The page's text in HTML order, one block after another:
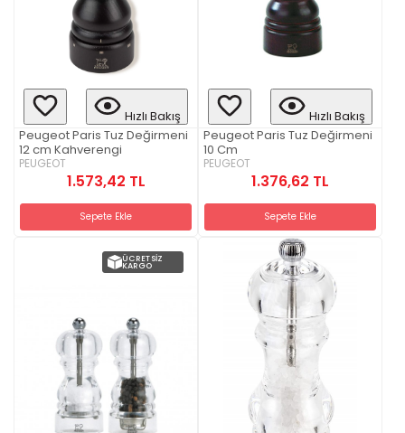
Hızlı Bakış
Peugeot Paris Tuz Değirmeni
12 cm Kahverengi
PEUGEOT
1.573,42 TL
Sepete Ekle
Hızlı Bakış
Peugeot Paris Tuz Değirmeni
10 Cm
PEUGEOT
1.376,62 TL
Sepete Ekle
ÜCRETSIZ
KARGO